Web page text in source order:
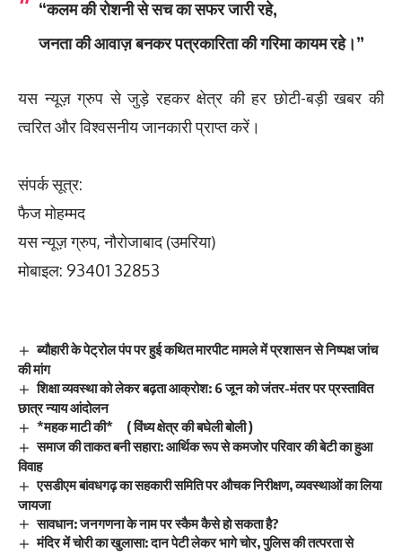
“कलम की रोशनी से सच का सफर जारी रहे,
जनता की आवाज़ बनकर पत्रकारिता की गरिमा कायम रहे।”
यस न्यूज़ ग्रुप से जुड़े रहकर क्षेत्र की हर छोटी-बड़ी खबर की
त्वरित और विश्वसनीय जानकारी प्राप्त करें।
संपर्क सूत्र:
फैज मोहम्मद
यस न्यूज़ ग्रुप, नौरोजाबाद (उमरिया)
मोबाइल: 93401 32853
ब्यौहारी के पेट्रोल पंप पर हुई कथित मारपीट मामले में प्रशासन से निष्पक्ष जांच
की मांग
शिक्षा व्यवस्था को लेकर बढ़ता आक्रोश: 6 जून को जंतर-मंतर पर प्रस्तावित
छात्र न्याय आंदोलन
*महक माटी की* ( विंध्य क्षेत्र की बघेली बोली )
समाज की ताकत बनी सहारा: आर्थिक रूप से कमजोर परिवार की बेटी का हुआ
विवाह
एसडीएम बांवधगढ़ का सहकारी समिति पर औचक निरीक्षण, व्यवस्थाओं का लिया
जायजा
सावधान: जनगणना के नाम पर स्कैम कैसे हो सकता है?
मंदिर में चोरी का खुलासा: दान पेटी लेकर भागे चोर, पुलिस की तत्परता से